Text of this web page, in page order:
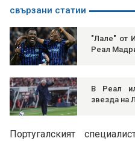
свързани статии
"Лале" от
Реал
В Реал
звезда на
Португалският